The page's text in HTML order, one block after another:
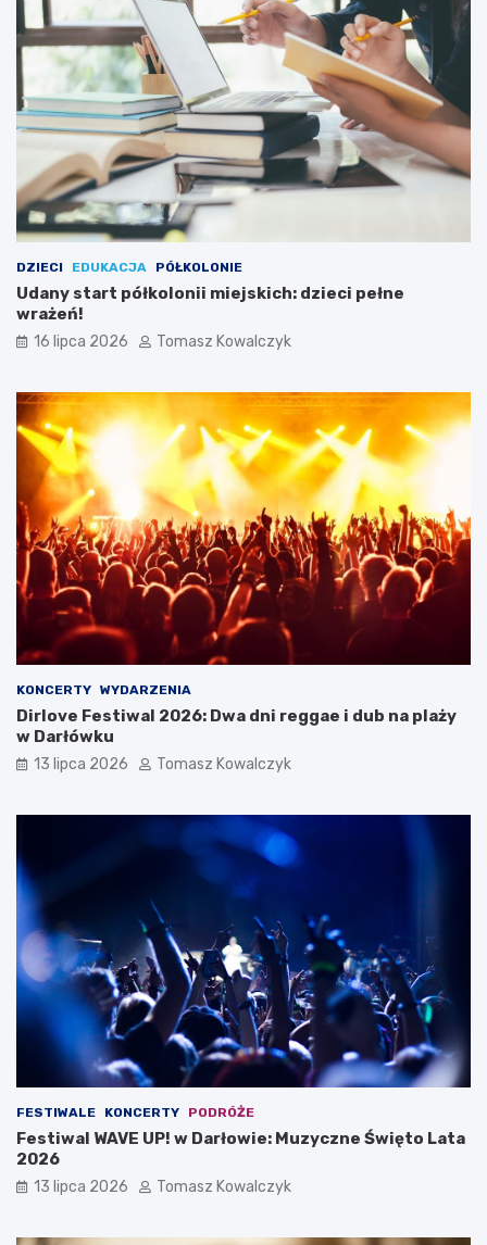
DZIECI EDUKACJA PÓŁKOLONIE
Udany start półkolonii miejskich: dzieci pełne
wrażeń!
16 lipca 2026 Tomasz Kowalczyk
KONCERTY WYDARZENIA
Dirlove Festiwal 2026: Dwa dni reggae i dub na plaży
w Darłówku
13 lipca 2026 Tomasz Kowalczyk
FESTIWALE KONCERTY PODRÓŻE
Festiwal WAVE UP! w Darłowie: Muzyczne Święto Lata
2026
13 lipca 2026 Tomasz Kowalczyk